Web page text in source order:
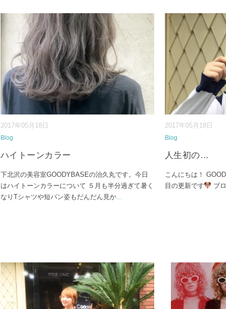
2017年05月18日
Blog
ハイトーンカラー
下北沢の美容室GOODYBASEの治久丸です。今日
はハイトーンカラーについて ５月も半分過ぎて暑く
なりTシャツや短パン姿もだんだん見か...
2017年05月18日
Blog
人生初の…
こんにちは！
目の更新です
ブ